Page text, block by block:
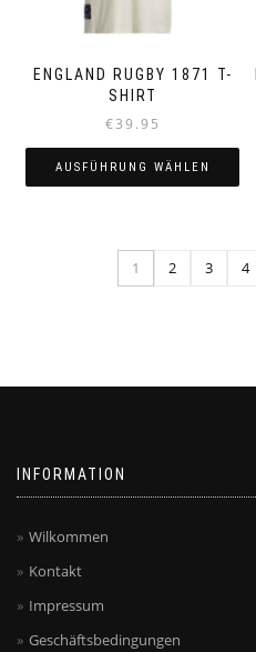
werden
ENGLAND RUGBY 1871 T-
SHIRT
€39.95
AUSFÜHRUNG WÄHLEN
weist
mehrere
können
werden
1 2 3 4
INFORMATION
Wilkommen
Kontakt
Impressum
Geschäftsbedingungen